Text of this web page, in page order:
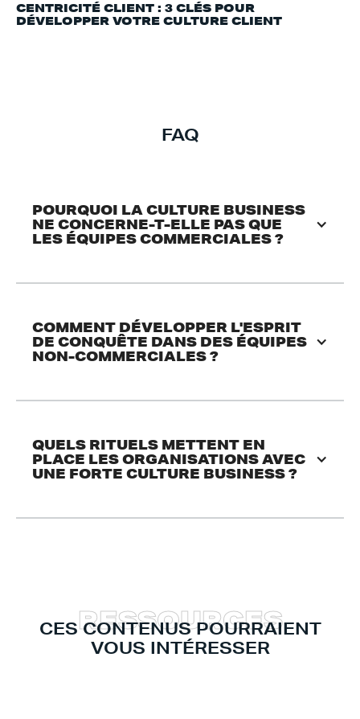
CENTRICITÉ CLIENT : 3 CLÉS POUR
DÉVELOPPER VOTRE CULTURE CLIENT
FAQ
POURQUOI LA CULTURE BUSINESS
NE CONCERNE-T-ELLE PAS QUE
LES ÉQUIPES COMMERCIALES ?
COMMENT DÉVELOPPER L'ESPRIT
DE CONQUÊTE DANS DES ÉQUIPES
NON-COMMERCIALES ?
QUELS RITUELS METTENT EN
PLACE LES ORGANISATIONS AVEC
UNE FORTE CULTURE BUSINESS ?
CES CONTENUS POURRAIENT
VOUS INTÉRESSER
RESSOURCES